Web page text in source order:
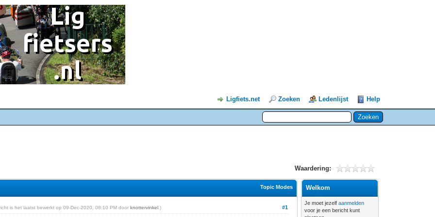
Ligfiets.net Zoeken Ledenlijst Help
Waardering:
Topic Modes
#1
is het laatst bewerkt op 09-Dec-2020, 08:10 PM doorknottervinkel .)
Welkom
Je moet jezelfaanmelden
voor je een bericht kunt